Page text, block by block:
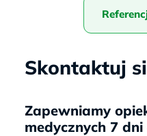
Skontaktuj
Zapewniamy
medycznych 7